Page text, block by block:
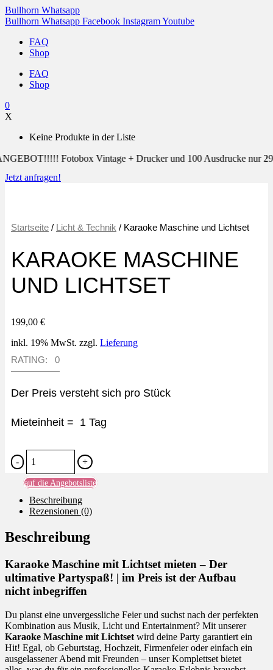
Zum
Inhalt
Bullhorn Whatsapp
Bullhorn Whatsapp Facebook InstagramYoutube
FAQ
Shop
FAQ
Shop
0
X
Keine Produkte in der Liste
Fotobox Vintage + Drucker und 100 Ausdrucke nur 299€
Jetzt anfragen!
Startseite / Licht & Technik / Karaoke Maschine und Lichtset
KARAOKE MASCHINE
UND LICHTSET
199,00 €
inkl. 19% MwSt. zzgl. Lieferung
RATING: 0
Der Preis versteht sich pro Stück
Mieteinheit = 1 Tag
Quantity
auf die Angebotsliste
Beschreibung
Rezensionen (0)
Beschreibung
Karaoke Maschine mit Lichtset mieten – Der
ultimative Partyspaß! | im Preis ist der Aufbau
nicht inbegriffen
Du planst eine unvergessliche Feier und suchst nach der perfekten
Kombination aus Musik, Licht und Entertainment? Mit unserer
Karaoke Maschine mit Lichtset wird deine Party garantiert ein
Hit! Egal, ob Geburtstag, Hochzeit, Firmenfeier oder einfach ein
ausgelassener Abend mit Freunden – unser Komplettset bietet